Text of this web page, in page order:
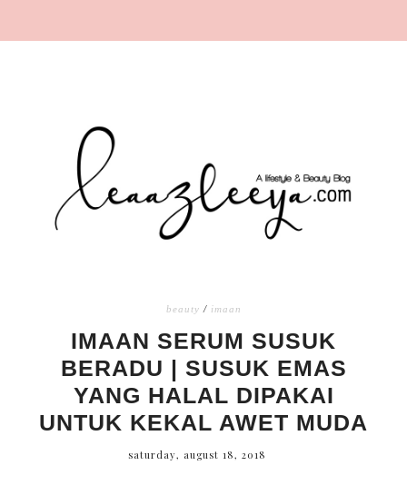
beauty / imaan
IMAAN SERUM SUSUK
BERADU | SUSUK EMAS
YANG HALAL DIPAKAI
UNTUK KEKAL AWET MUDA
saturday, august 18, 2018